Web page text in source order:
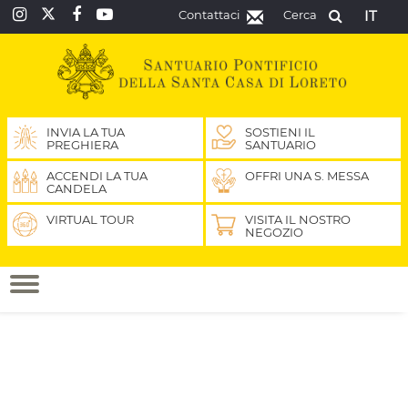
IT
Cerca
Contattaci
INVIA LA TUA
PREGHIERA
SOSTIENI IL
SANTUARIO
ACCENDI LA TUA
CANDELA
OFFRI UNA S. MESSA
VIRTUAL TOUR
VISITA IL NOSTRO
NEGOZIO